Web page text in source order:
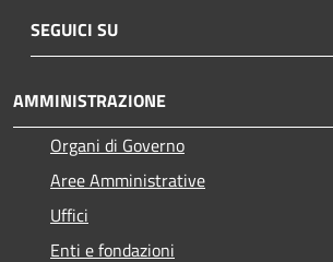
SEGUICI SU
AMMINISTRAZIONE
Organi di Governo
Aree Amministrative
Uffici
Enti e fondazioni